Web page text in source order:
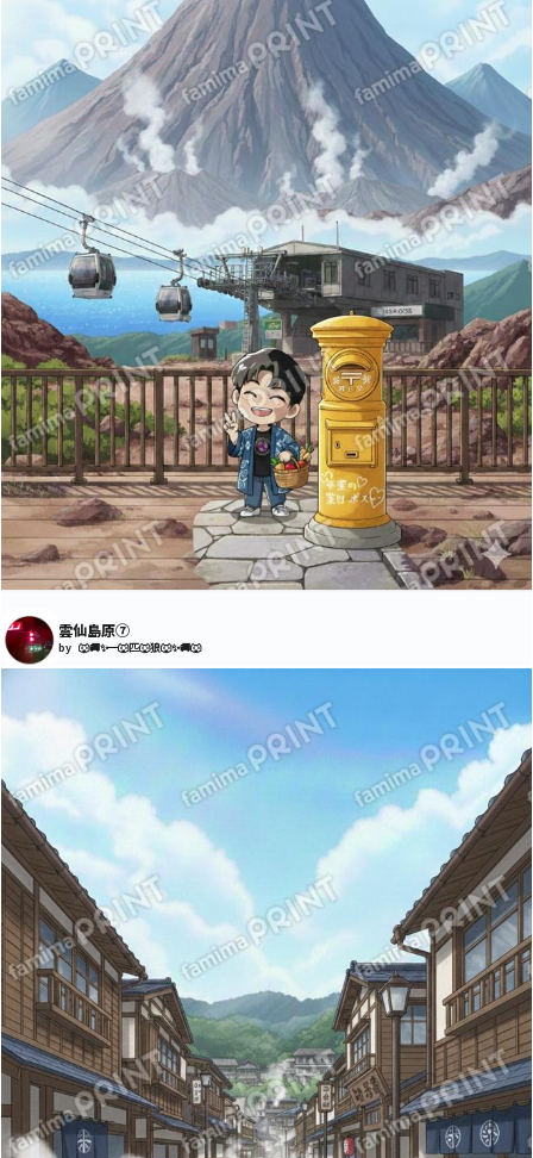
雲仙島原⑦
by 🐺🚚✨一🐺匹🐺狼🐺✨🚚🐺